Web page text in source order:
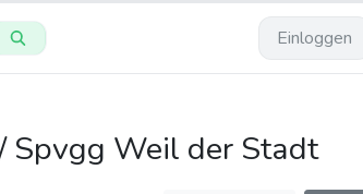
Einloggen
Spvgg Weil der Stadt